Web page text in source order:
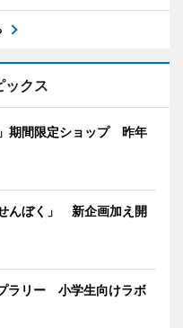
ックス
期間限定ショップ 昨年
んぼく」 新企画加え開
ラリー 小学生向けラボ